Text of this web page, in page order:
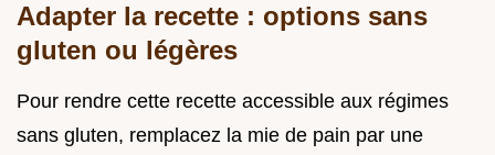
Adapter la recette : options sans
gluten ou légères
Pour rendre cette recette accessible aux régimes
sans gluten, remplacez la mie de pain par une